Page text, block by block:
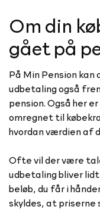
Om din
gået på
På Min Pension kan
udbetaling også
pension. Også her
omregnet til
hvordan værdien af
Ofte vil der være
udbetaling bliver
beløb, du får i
skyldes, at priserne